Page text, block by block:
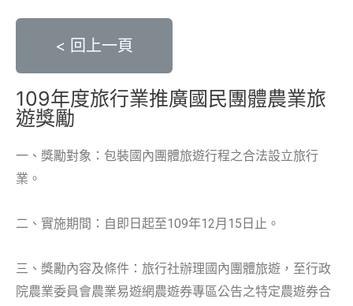
< 回上一頁
109年度旅行業推廣國民團體農業旅
遊獎勵
一、獎勵對象：包裝國內團體旅遊行程之合法設立旅行
業。
二、實施期間：自即日起至109年12月15日止。
三、獎勵內容及條件：旅行社辦理國內團體旅遊，至行政
院農業委員會農業易遊網農遊券專區公告之特定農遊券合